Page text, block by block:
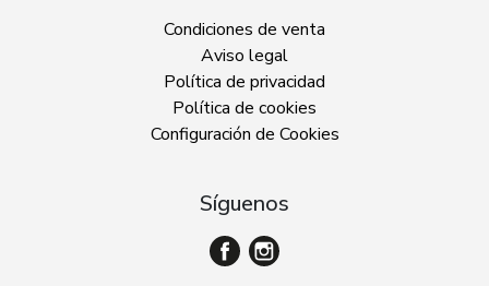
Condiciones de venta
Aviso legal
Política de privacidad
Política de cookies
Configuración de Cookies
Síguenos